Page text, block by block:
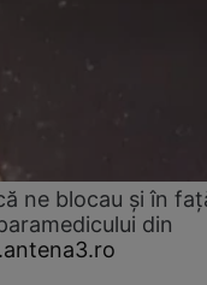
ne blocau şi în
din